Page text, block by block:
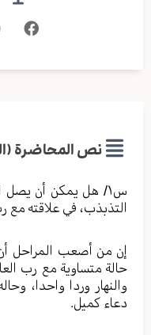
نص المحاضرة
س١/ هل يمكن أن يصل
التذبذب، في علاقته مع
إن من أصعب المراحل
حالة متساوية مع رب
والنهار وردا واحدا،
دعاء كميل.